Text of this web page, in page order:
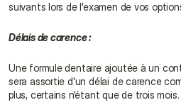
suivants lors de l'examen de vos
Délais de carence :
Une formule dentaire ajoutée à un
sera assortie d'un délai de carence
plus, certains n'étant que de trois mois.